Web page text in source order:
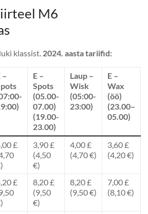
M6
klassist. 2024. aasta tariifid:
–
E –
Spots
(05.00-
07.00)
(19.00-
23.00)
Laup –
Wisk
(05:00-
23:00)
E –
Wax
(öö)
(23.00–
05.00)
£
3,90 £
(4,50
€)
4,00 £
(4,70 €)
3,60 £
(4,20 €)
£
8,20 £
(9,50
€)
8,20 £
(9,50 €)
7,00 £
(8,10 €)